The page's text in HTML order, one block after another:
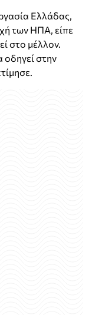
Ελλάδας,
των ΗΠΑ, είπε
στο μέλλον.
οδηγεί στην